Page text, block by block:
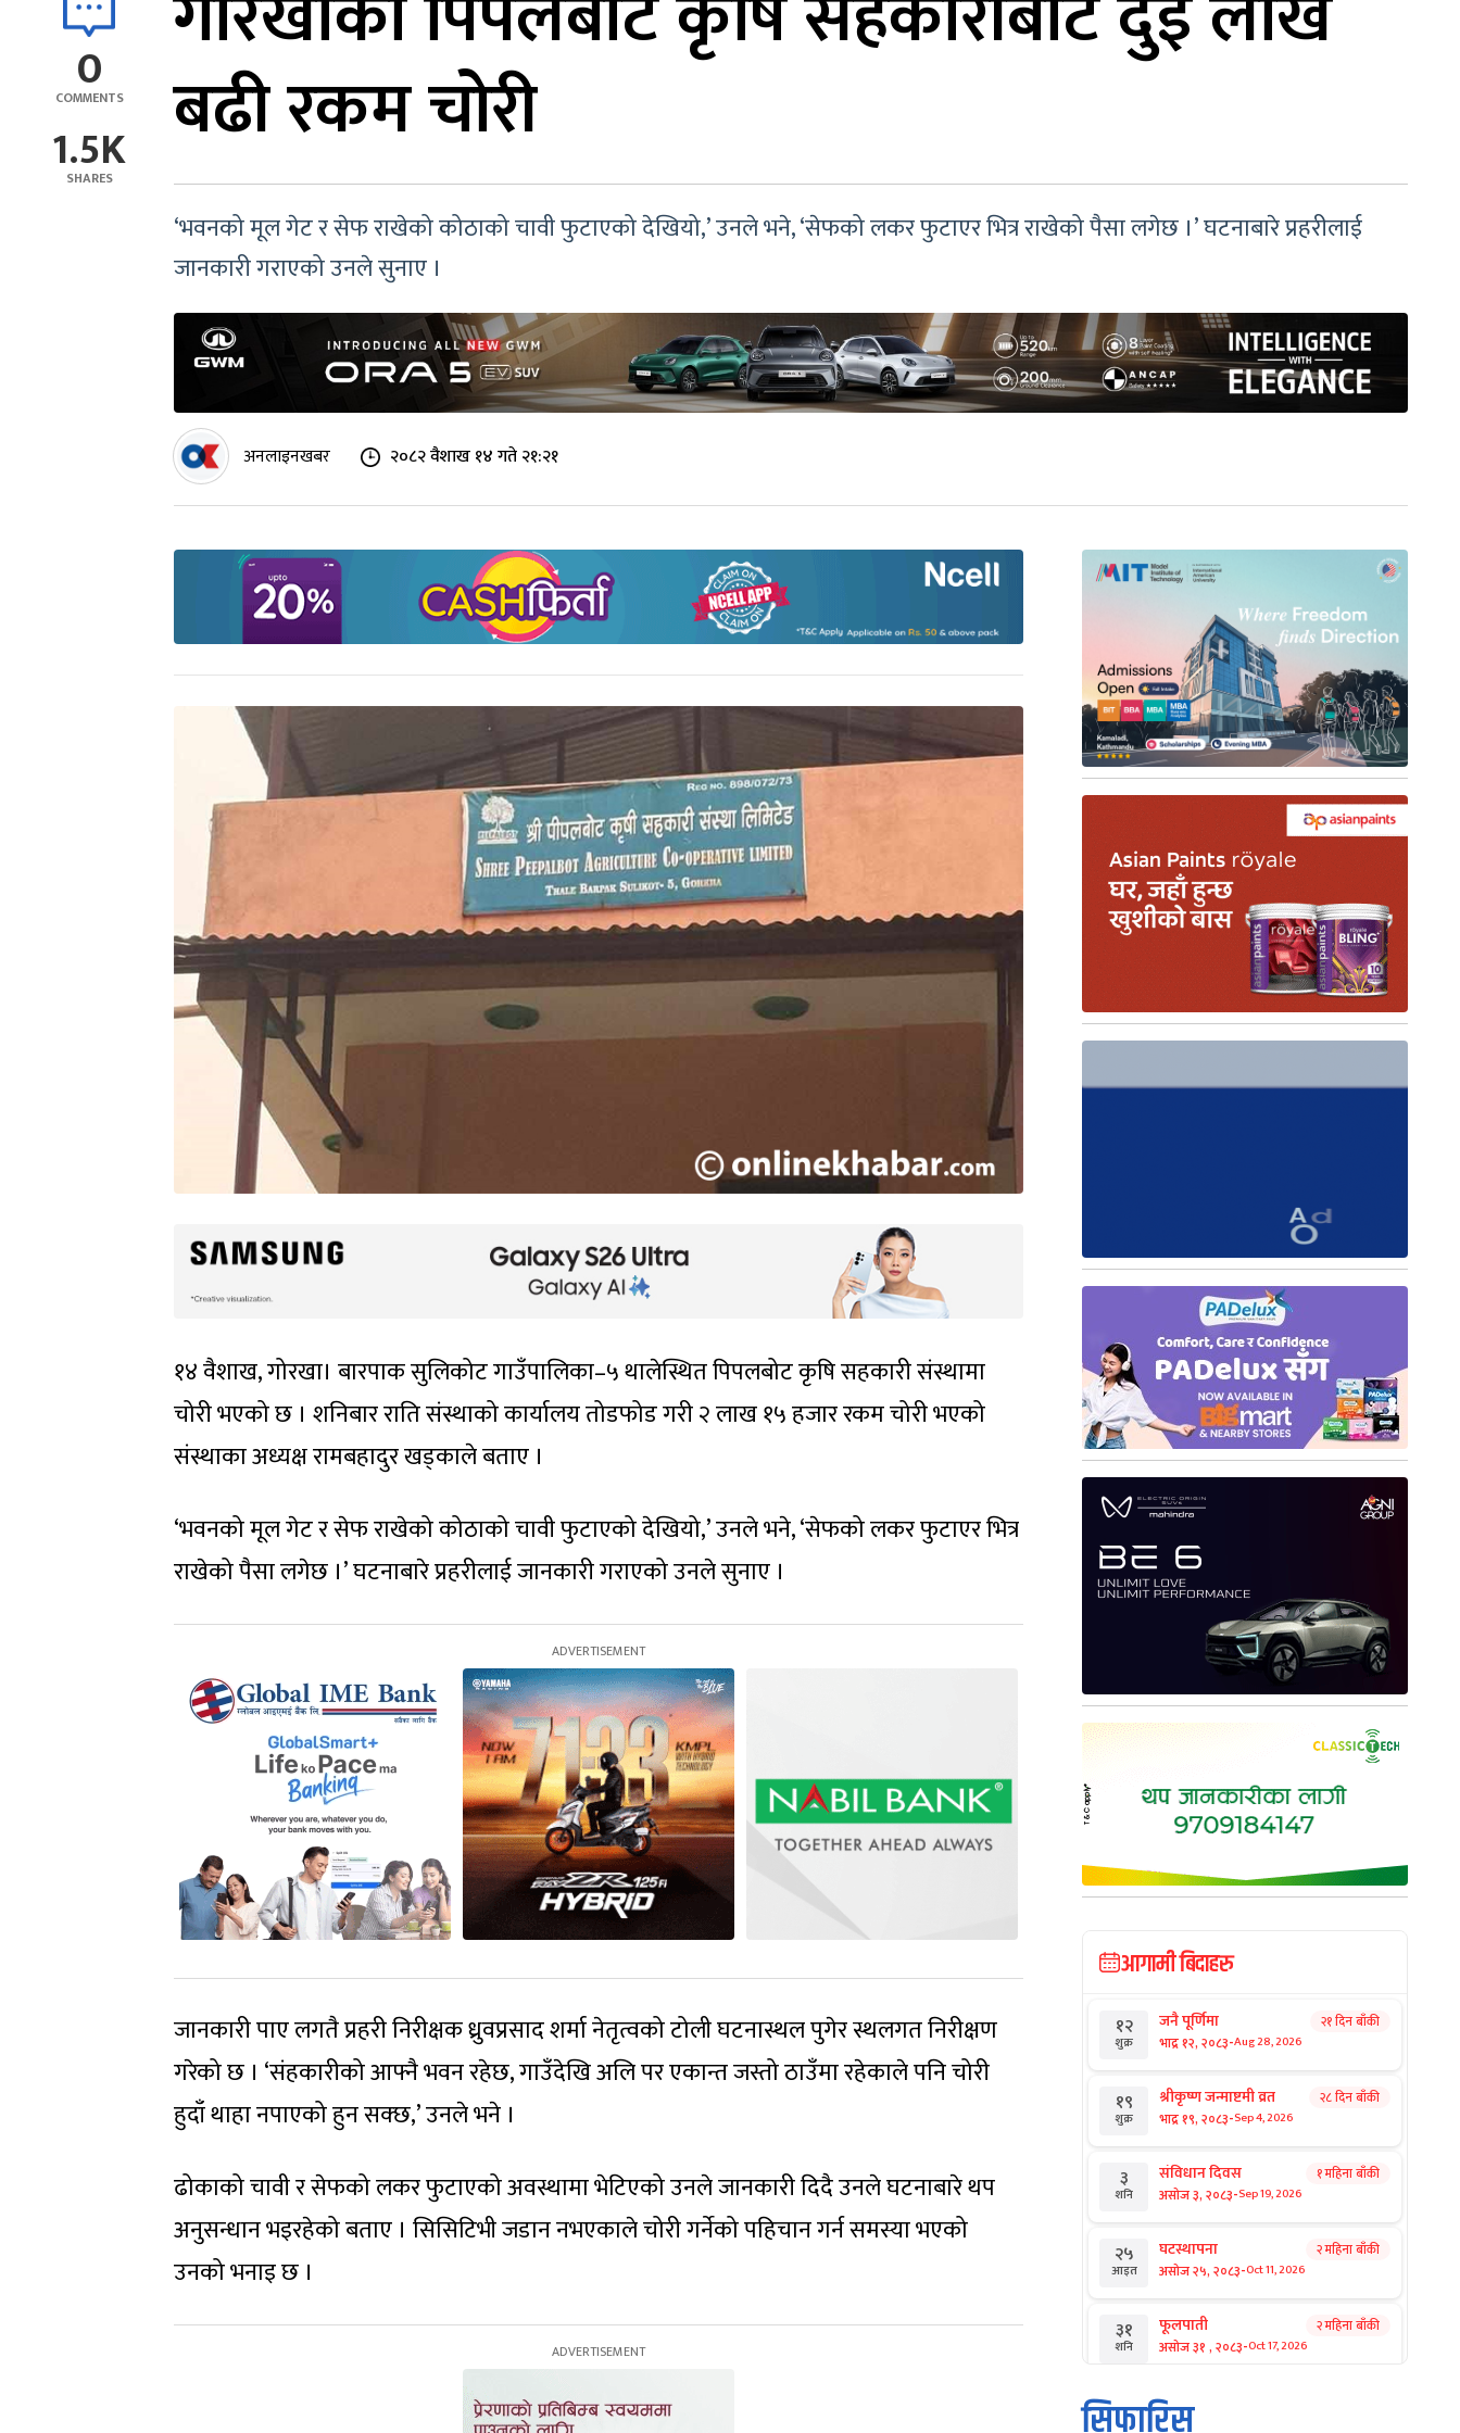
0
COMMENTS
1.5K
SHARES
बढी रकम चोरी
‘भवनको मूल गेट र सेफ राखेको कोठाको चावी फुटाएको देखियो,’ उनले भने, ‘सेफको लकर फुटाएर भित्र राखेको पैसा लगेछ ।’ घटनाबारे प्रहरीलाई
जानकारी गराएको उनले सुनाए ।
अनलाइनखबर २०८२ वैशाख १४ गते २१:२१
१४ वैशाख, गोरखा। बारपाक सुलिकोट गाउँपालिका–५ थालेस्थित पिपलबोट कृषि सहकारी संस्थामा
चोरी भएको छ । शनिबार राति संस्थाको कार्यालय तोडफोड गरी २ लाख १५ हजार रकम चोरी भएको
संस्थाका अध्यक्ष रामबहादुर खड्काले बताए ।
‘भवनको मूल गेट र सेफ राखेको कोठाको चावी फुटाएको देखियो,’ उनले भने, ‘सेफको लकर फुटाएर भित्र
राखेको पैसा लगेछ ।’ घटनाबारे प्रहरीलाई जानकारी गराएको उनले सुनाए ।
जानकारी पाए लगतै प्रहरी निरीक्षक ध्रुवप्रसाद शर्मा नेतृत्वको टोली घटनास्थल पुगेर स्थलगत निरीक्षण
गरेको छ । ‘संहकारीको आफ्नै भवन रहेछ, गाउँदेखि अलि पर एकान्त जस्तो ठाउँमा रहेकाले पनि चोरी
हुदाँ थाहा नपाएको हुन सक्छ,’ उनले भने ।
ढोकाको चावी र सेफको लकर फुटाएको अवस्थामा भेटिएको उनले जानकारी दिदै उनले घटनाबारे थप
अनुसन्धान भइरहेको बताए । सिसिटिभी जडान नभएकाले चोरी गर्नेको पहिचान गर्न समस्या भएको
उनको भनाइ छ ।
आगामी बिदाहरु
१२
शुक्र
जनै पूर्णिमा
भाद्र १२, २०८३-Aug 28, 2026
२१ दिन बाँकी
१९
शुक्र
श्रीकृष्ण जन्माष्टमी व्रत
भाद्र १९, २०८३-Sep 4, 2026
२८ दिन बाँकी
३
शनि
संविधान दिवस
असोज ३, २०८३-Sep 19, 2026
१ महिना बाँकी
२५
आइत
घटस्थापना
असोज २५, २०८३-Oct 11, 2026
२ महिना बाँकी
३१
शनि
फूलपाती
असोज ३१ , २०८३-Oct 17, 2026
२ महिना बाँकी
१
आइत
कार्तिक सङ्क्रान्ति
कार्तिक १, २०८३
सिफारिस